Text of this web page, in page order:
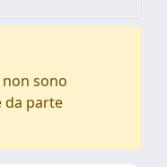
sono
da parte